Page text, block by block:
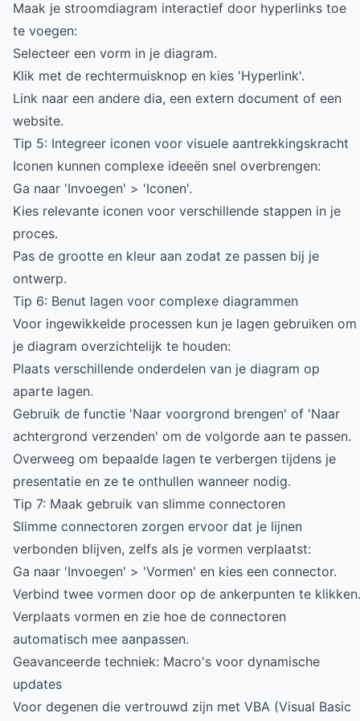
Maak je stroomdiagram interactief door hyperlinks toe
te voegen:
Selecteer een vorm in je diagram.
Klik met de rechtermuisknop en kies 'Hyperlink'.
Link naar een andere dia, een extern document of een
website.
Tip 5: Integreer iconen voor visuele aantrekkingskracht
Iconen kunnen complexe ideeën snel overbrengen:
Ga naar 'Invoegen' > 'Iconen'.
Kies relevante iconen voor verschillende stappen in je
proces.
Pas de grootte en kleur aan zodat ze passen bij je
ontwerp.
Tip 6: Benut lagen voor complexe diagrammen
Voor ingewikkelde processen kun je lagen gebruiken om
je diagram overzichtelijk te houden:
Plaats verschillende onderdelen van je diagram op
aparte lagen.
Gebruik de functie 'Naar voorgrond brengen' of 'Naar
achtergrond verzenden' om de volgorde aan te passen.
Overweeg om bepaalde lagen te verbergen tijdens je
presentatie en ze te onthullen wanneer nodig.
Tip 7: Maak gebruik van slimme connectoren
Slimme connectoren zorgen ervoor dat je lijnen
verbonden blijven, zelfs als je vormen verplaatst:
Ga naar 'Invoegen' > 'Vormen' en kies een connector.
Verbind twee vormen door op de ankerpunten te klikken.
Verplaats vormen en zie hoe de connectoren
automatisch mee aanpassen.
Geavanceerde techniek: Macro's voor dynamische
updates
Voor degenen die vertrouwd zijn met VBA (Visual Basic